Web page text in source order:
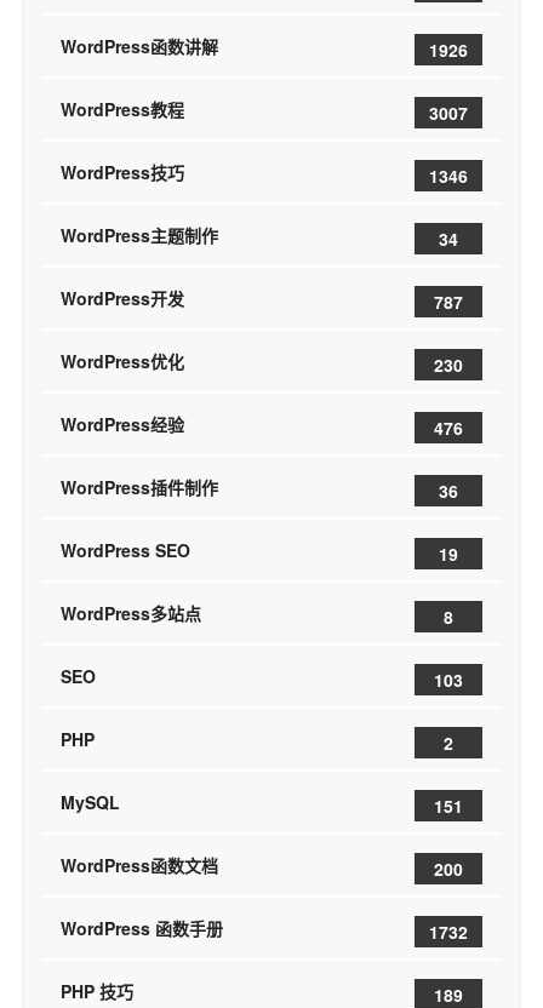
WordPress函数讲解 1926
WordPress教程 3007
WordPress技巧 1346
WordPress主题制作 34
WordPress开发 787
WordPress优化 230
WordPress经验 476
WordPress插件制作 36
WordPress SEO 19
WordPress多站点 8
SEO 103
PHP 2
MySQL 151
WordPress函数文档 200
WordPress 函数手册 1732
PHP 技巧 189